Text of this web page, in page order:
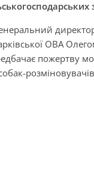
ОВА
пожертву